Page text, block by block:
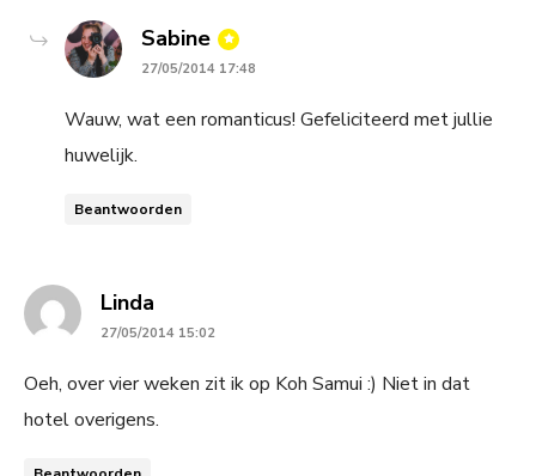
Sabine says:
27/05/2014 17:48
Wauw, wat een romanticus! Gefeliciteerd met jullie
huwelijk.
Beantwoorden
Linda
27/05/2014 15:02
Oeh, over vier weken zit ik op Koh Samui :) Niet in dat
hotel overigens.